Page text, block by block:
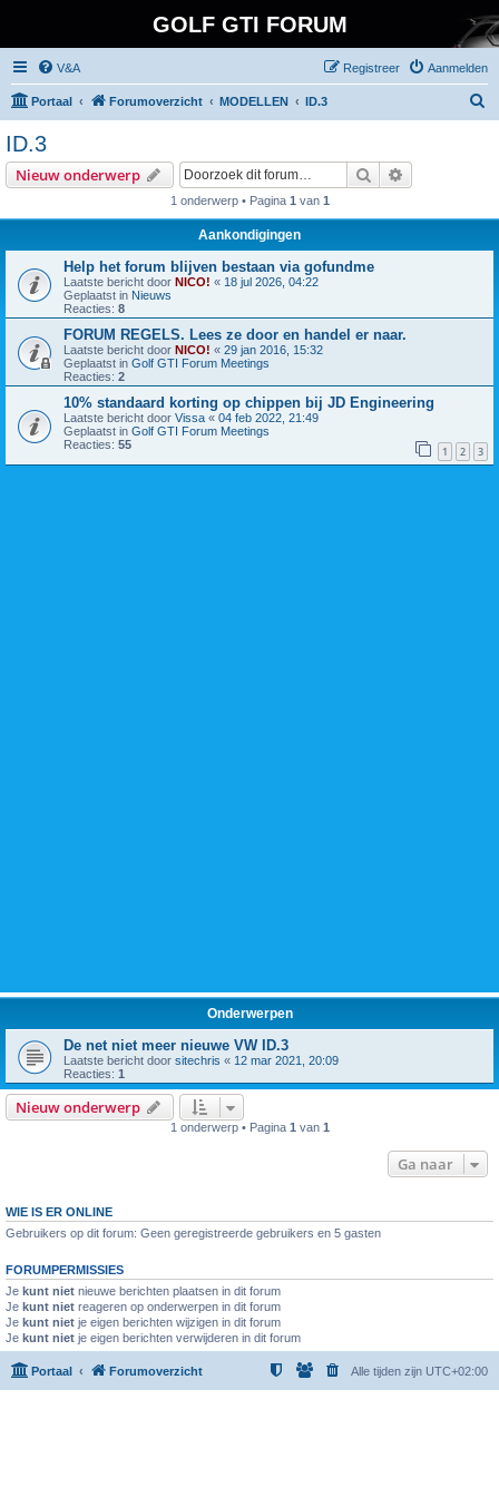
GOLF GTI FORUM
V&A Aanmelden
Registreer
Portaal Forumoverzicht MODELLEN ID.3
ID.3
Nieuw onderwerp Zoek
1 onderwerp • Pagina 1 van 1
Aankondigingen
Help het forum blijven bestaan via gofundme
Laatste bericht door NICO! « 18 jul 2026, 04:22
Geplaatst in Nieuws
Reacties: 8
FORUM REGELS. Lees ze door en handel er naar.
Laatste bericht door NICO! « 29 jan 2016, 15:32
Geplaatst in Golf GTI Forum Meetings
Reacties: 2
10% standaard korting op chippen bij JD Engineering
Laatste bericht door Vissa « 04 feb 2022, 21:49
Geplaatst in Golf GTI Forum Meetings
Reacties: 55 1 2 3
Onderwerpen
De net niet meer nieuwe VW ID.3
Laatste bericht door sitechris « 12 mar 2021, 20:09
Reacties: 1
Nieuw onderwerp
1 onderwerp • Pagina 1 van 1
Ga naar
WIE IS ER ONLINE
Gebruikers op dit forum: Geen geregistreerde gebruikers en 5 gasten
FORUMPERMISSIES
Je kunt niet nieuwe berichten plaatsen in dit forum
Je kunt niet reageren op onderwerpen in dit forum
Je kunt niet je eigen berichten wijzigen in dit forum
Je kunt niet je eigen berichten verwijderen in dit forum
Portaal Forumoverzicht Alle tijden zijn UTC+02:00